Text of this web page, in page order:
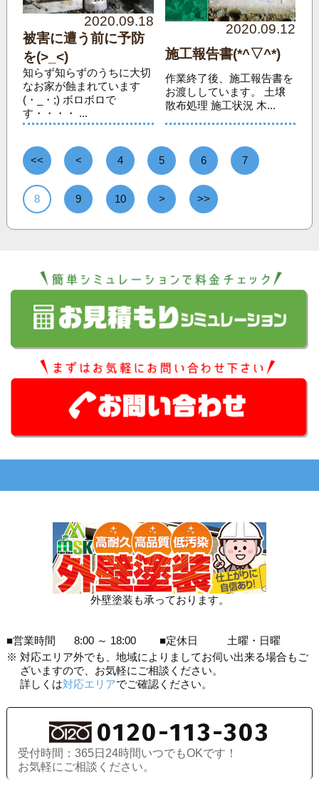
2020.09.18
被害に遭う前に予防
を(>_<)
知らず知らずのうちに大切
なお家が蝕まれています
(・_・;) ボロボロで
す・・・・ ...
2020.09.12
施工報告書(*^▽^*)
作業終了後、施工報告書を
お渡ししています。 土壌
散布処理 施工状況 木...
<< < 4 5 6 7
8 9 10 > >>
外壁塗装も承っております。
■営業時間 8:00 ～ 18:00 ■定休日
土曜・日曜
※ 対応エリア外でも、地域によりましてお伺い出来る場合もご
ざいますので、お気軽にご相談ください。
詳しくは対応エリアでご確認ください。
0120-113-303
受付時間：365日24時間いつでもOKです！
お気軽にご相談ください。